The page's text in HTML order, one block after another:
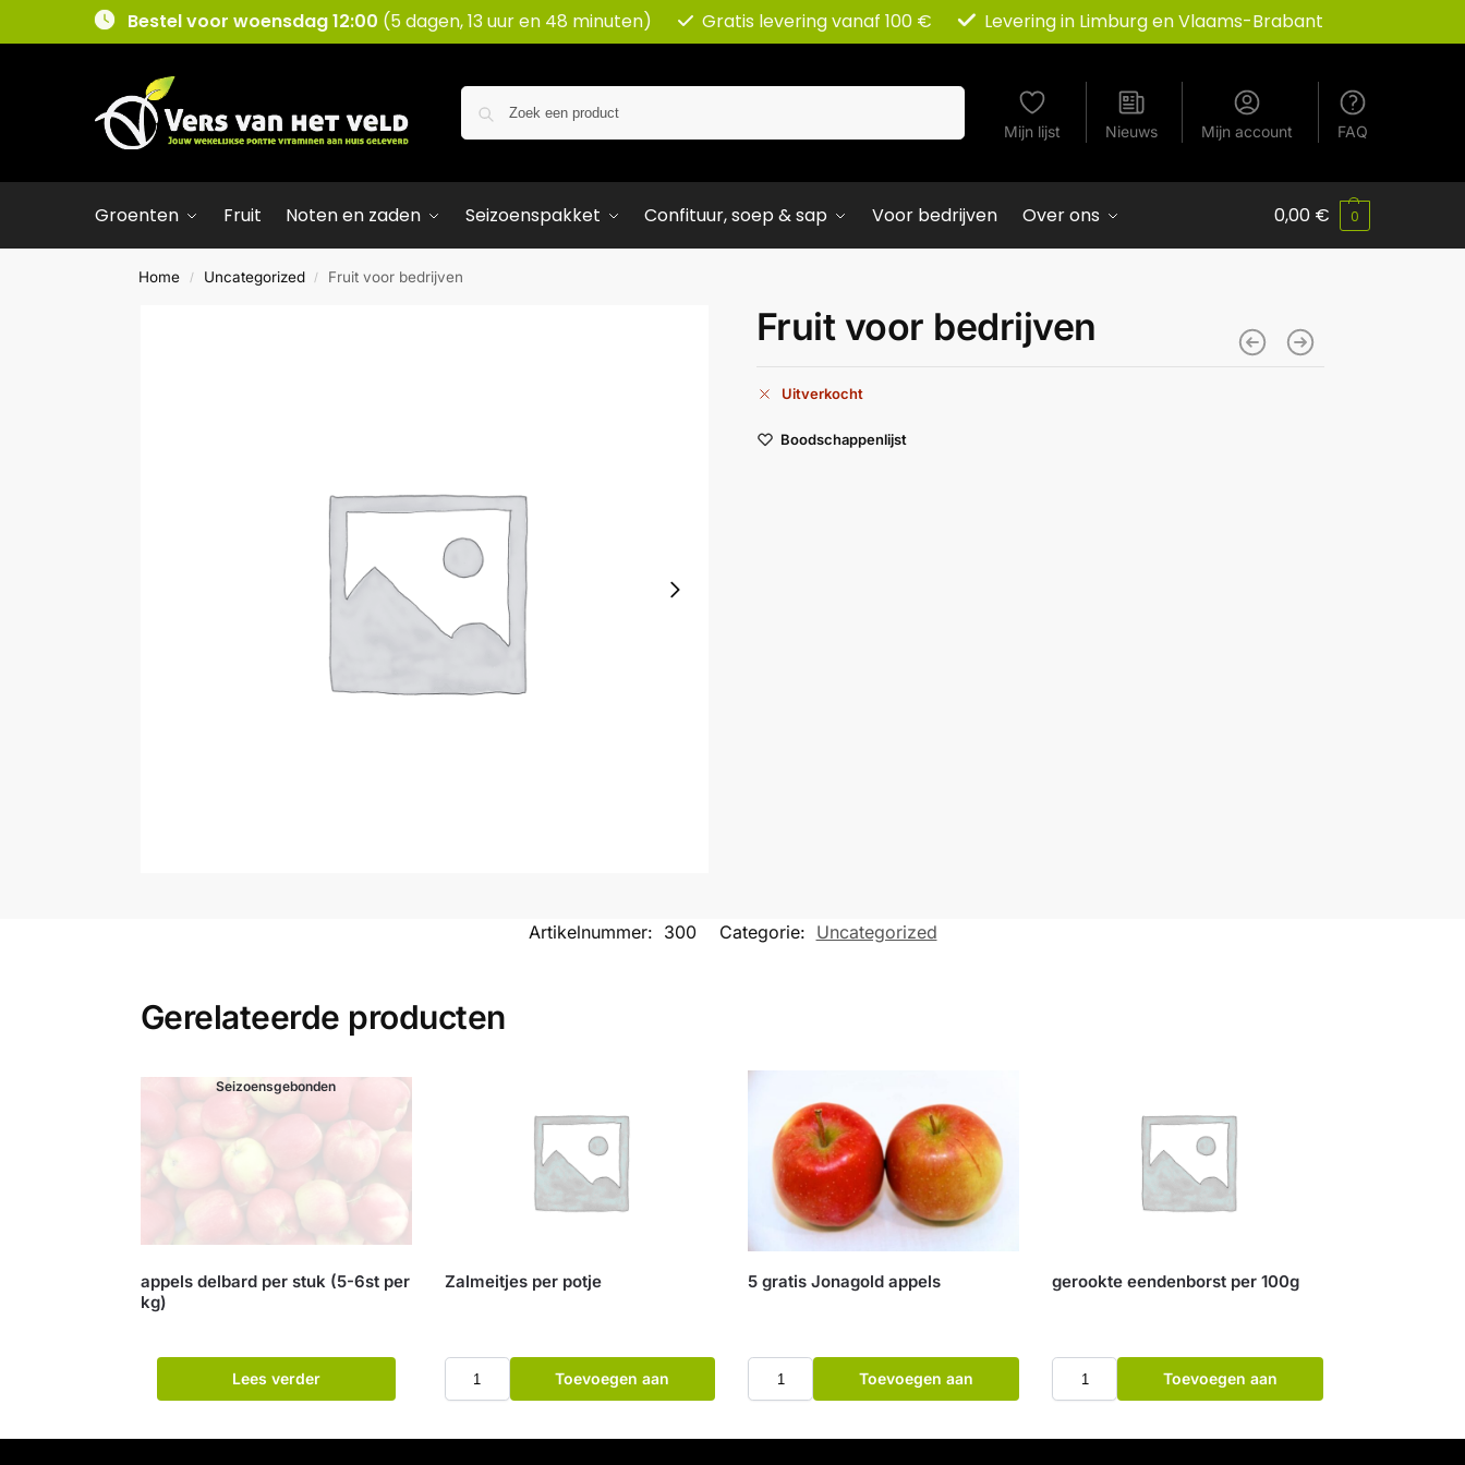
Bestel voor woensdag 12:00 (5 dagen, 13 uur en 48 minuten) Gratis levering vanaf 100 € Levering in Limburg en Vlaams-Brabant
Mijn lijst Nieuws Mijn account FAQ
Groenten Fruit Noten en zaden Seizoenspakket Confituur, soep & sap Voor bedrijven Over ons 0,00 € 0
Home / Uncategorized / Fruit voor bedrijven
Fruit voor bedrijven
Uitverkocht
Boodschappenlijst
Artikelnummer: 300 Categorie: Uncategorized
Gerelateerde producten
Seizoensgebonden
appels delbard per stuk (5-6st per
kg)
Lees verder
Zalmeitjes per potje
Toevoegen aan
5 gratis Jonagold appels
Toevoegen aan
gerookte eendenborst per 100g
Toevoegen aan